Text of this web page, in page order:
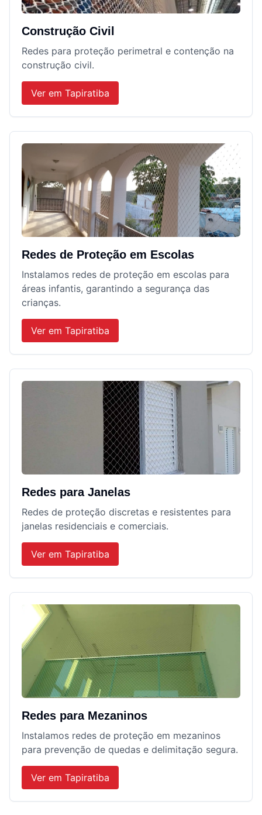
Construção Civil
Redes para proteção perimetral e contenção na
construção civil.
Ver em Tapiratiba
Redes de Proteção em Escolas
Instalamos redes de proteção em escolas para
áreas infantis, garantindo a segurança das
crianças.
Ver em Tapiratiba
Redes para Janelas
Redes de proteção discretas e resistentes para
janelas residenciais e comerciais.
Ver em Tapiratiba
Redes para Mezaninos
Instalamos redes de proteção em mezaninos
para prevenção de quedas e delimitação segura.
Ver em Tapiratiba